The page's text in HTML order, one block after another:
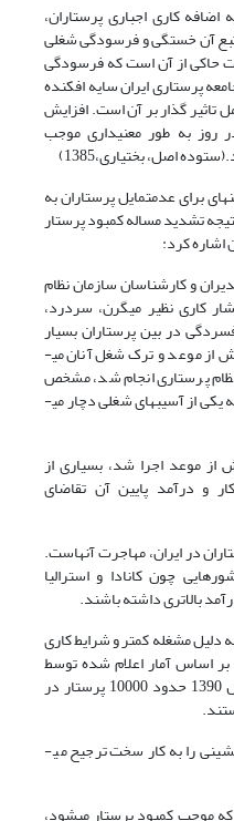
کاری اجباری پرستاران،
آن خستگی و فرسودگی شغلی
حاکی از آن است که فرسودگی
پرستاری ایران سایه افکنده
تاثیر گذار بر آن است. افزایش
به طور معنی­داری موجب
اصل، بختیاری،1385)
برای عدم­تمایل پرستاران به
تشدید مساله کمبود پرستار
اشاره کرد:
و کارشناسان سازمان نظام
کاری نظیر میگرن، سردرد،
در بین پرستاران بسیار
شایع است و منجر به بازنشستگی پیش از موعد و ترک شغل آنان می­
پرستاری انجام شد، مشخص
شد که پرستاران پس از 12 سال کار، به یکی از آسیب­های شغلی دچار می­
از موعد اجرا شد، بسیاری از
و درآمد پایین آن تقاضای
در ایران، مهاجرت آن­هاست.
چون کانادا و استرالیا
بالاتری داشته باشند.
دلیل مشغله کمتر و شرایط کاری
بر اساس آمار اعلام شده توسط
سازمان نظام پرستاری در مهرماه سال 1390 حدود 10000 پرستار در
5) در مواردی نیز پرستاران خانه نشینی را به کار سخت ترجیح می­